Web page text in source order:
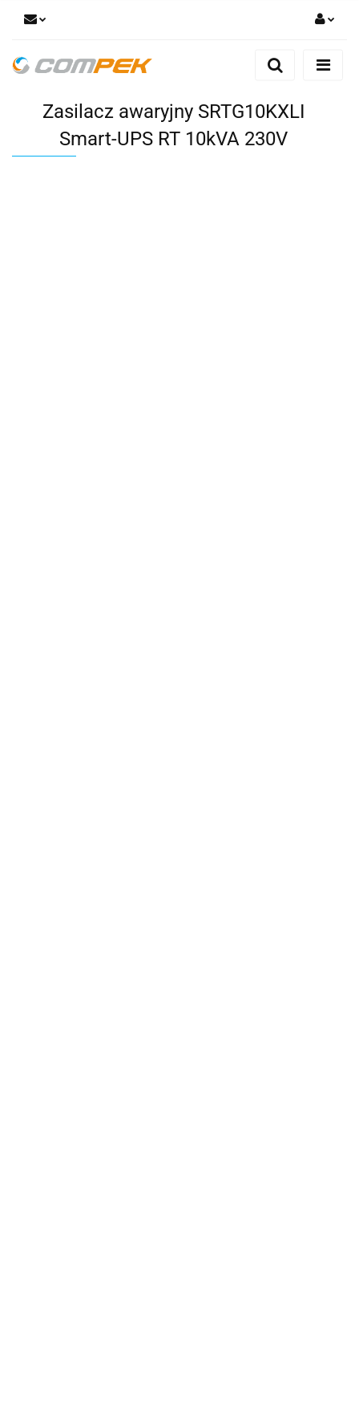
Zaloguj się
Dodaj zgłoszenie
Zgody cookies
Zasilacz awaryjny SRTG10KXLI
Smart-UPS RT 10kVA 230V